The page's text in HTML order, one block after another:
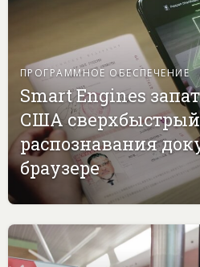
ПРОГРАММНОЕ ОБЕСПЕЧЕНИЕ
Smart Engines
США
распознавания
браузере